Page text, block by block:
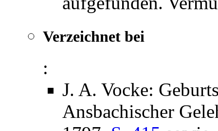
Verzeichnet bei
:
J. A. Vocke:
Ansbachischer